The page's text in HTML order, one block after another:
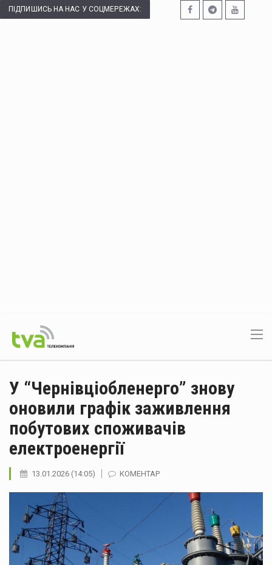
ПІДПИШИСЬ НА НАС У СОЦМЕРЕЖАХ:
У “Чернівціобленерго” знову
оновили графік заживлення
побутових споживачів
електроенергії
13.01.2026 (14:05) КОМЕНТАР